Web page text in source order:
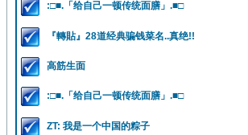
:□■.「给自己一顿传统面膳」.■□
『轉貼』28道经典骗钱菜名..真绝!!
高筋生面
:□■.「给自己一顿传统面膳」.■□
ZT: 我是一个中国的粽子